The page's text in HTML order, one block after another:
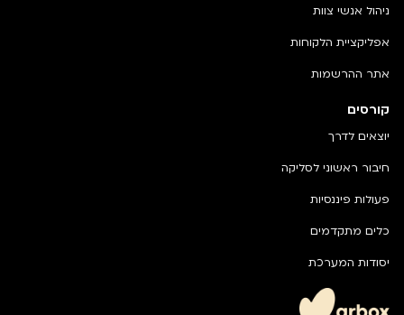
קורסים
יוצאים לדרך
חיבור ראשוני לסליקה
פעולות פיננסיות
כלים מתקדמים
יסודות המערכת
ניהול אנשי צוות
אפליקציית הלקוחות
אתר ההרשמות